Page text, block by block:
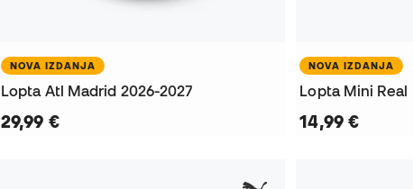
NOVA IZDANJA
Lopta Atl Madrid 2026-2027
29,99 €
NOVA IZDANJA
Lopta Mini
14,99 €